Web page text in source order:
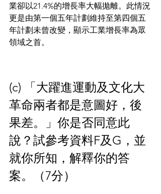
業卻以21.4%的增長率大幅拋離。此情況
更是由第一個五年計劃維持至第四個五
年計劃未曾改變，顯示工業增長率為眾
領域之首。
(c) 「大躍進運動及文化大
革命兩者都是意圖好，後
果差。」你是否同意此
說？試參考資料F及G，並
就你所知，解釋你的答
案。（7分）